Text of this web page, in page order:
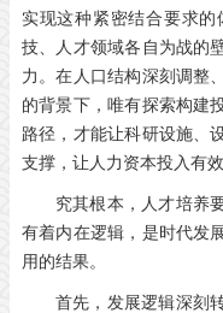
实现这种紧密结合要求
技、人才领域各自为战的
力。在人口结构深刻调整
的背景下，唯有探索构建
路径，才能让科研设施、
支撑，让人力资本投入有
究其根本，人才培养
有着内在逻辑，是时代发
用的结果。
首先，发展逻辑深刻